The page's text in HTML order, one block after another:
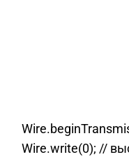
byte
byte
byte
byte
byte
byte
Wire.write(0); //